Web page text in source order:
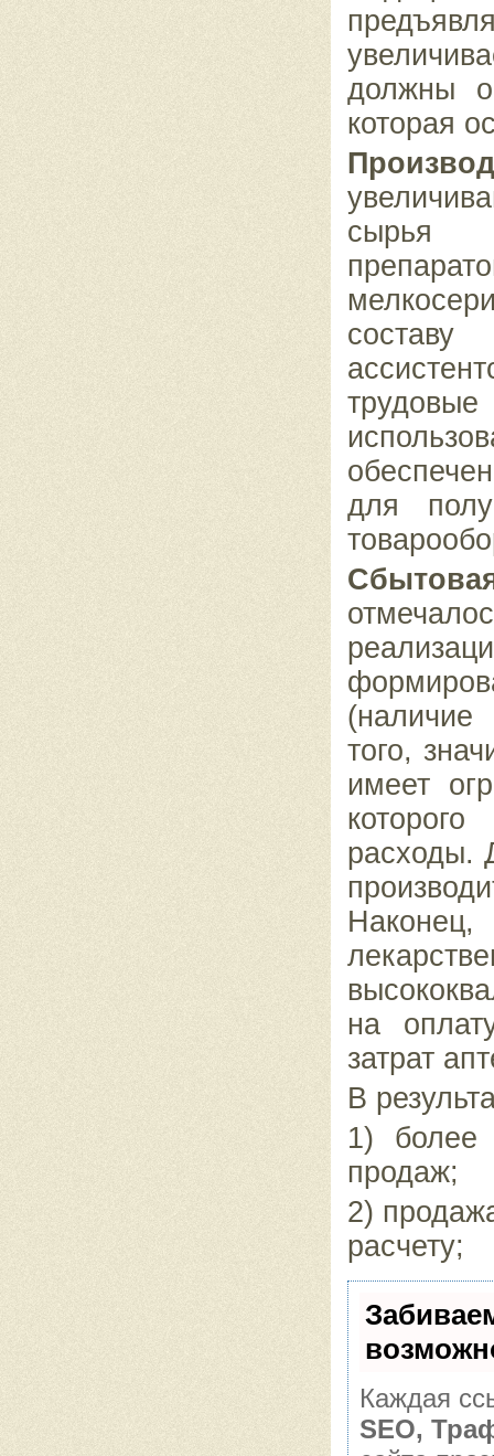
должны
которая
сырья
для по
(наличие
того,
имеет
расходы.
про
Наконец,
на
затрат
В
1)
продаж;
2)
расчету;
Каждая
SEO,